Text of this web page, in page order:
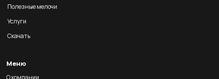
Полезные мелочи
Услуги
Скачать
Меню
О компании